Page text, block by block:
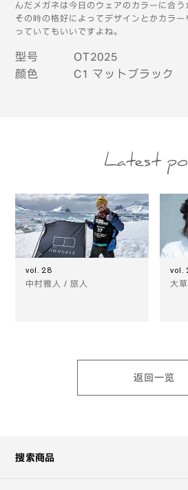
んだメガネは今日のウェアのカラーに合う
その時の格好によってデザインとかカラ
っていてもいいですよね。
型号
OT2025
颜色
C1 マットブラック
Latest
vol. 28
中村雅人 / 旅人
vol.
大
返回一览
搜索商品